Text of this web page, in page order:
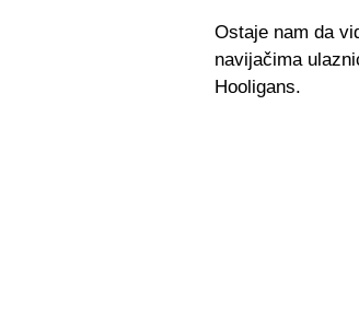
Ostaje nam da
navijačima
Hooligans.